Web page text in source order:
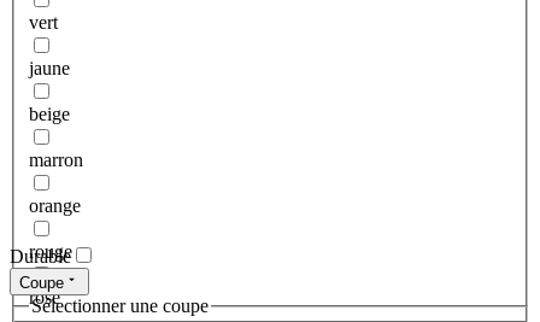
vert
jaune
beige
marron
orange
rouge
rose
Durable
Coupe
Sélectionner une coupe